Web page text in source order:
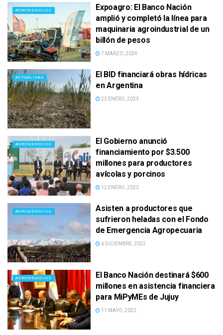
AGRONEGOCIOS
Expoagro: El Banco Nación
amplió y completó la línea para
maquinaria agroindustrial de un
billón de pesos
7 MARZO, 2024
ACTUALIDAD
El BID financiará obras hídricas
en Argentina
23 ENERO, 2023
AGRONEGOCIOS
El Gobierno anunció
financiamiento por $3.500
millones para productores
avícolas y porcinos
12 ENERO, 2023
AGRONEGOCIOS
Asisten a productores que
sufrieron heladas con el Fondo
de Emergencia Agropecuaria
6 DICIEMBRE, 2022
AGRONEGOCIOS
El Banco Nación destinará $600
millones en asistencia financiera
para MiPyMEs de Jujuy
11 MAYO, 2022